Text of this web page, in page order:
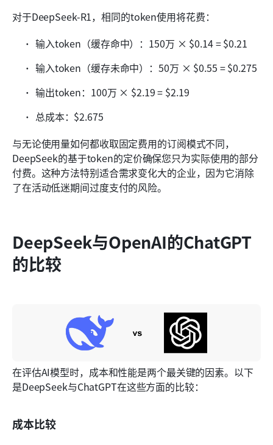
对于DeepSeek-R1，相同的token使用将花费：
输入token（缓存命中）：150万 × $0.14 = $0.21
输入token（缓存未命中）：50万 × $0.55 = $0.275
输出token：100万 × $2.19 = $2.19
总成本：$2.675
与无论使用量如何都收取固定费用的订阅模式不同，
DeepSeek的基于token的定价确保您只为实际使用的部分
付费。这种方法特别适合需求变化大的企业，因为它消除
了在活动低迷期间过度支付的风险。
DeepSeek与OpenAI的ChatGPT
的比较
在评估AI模型时，成本和性能是两个最关键的因素。以下
是DeepSeek与ChatGPT在这些方面的比较：
成本比较